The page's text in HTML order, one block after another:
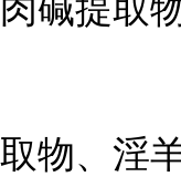
碱提取
物、淫